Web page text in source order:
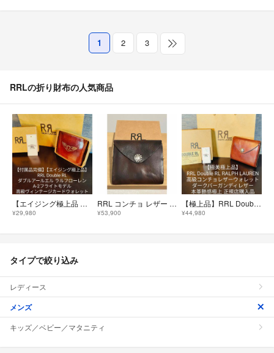
1 2 3
RRLの折り財布の人気商品
【エイジング極上品 付属品完備】RRL ラルフローレン 高級本革カードウォレット
¥29,980
RRL コンチョ レザー ウォレット
¥53,900
【極上品】RRL Double RL 高級コンチョレザーウォレット 正規店購入品
¥44,980
タイプで絞り込み
レディース
メンズ
キッズ／ベビー／マタニティ